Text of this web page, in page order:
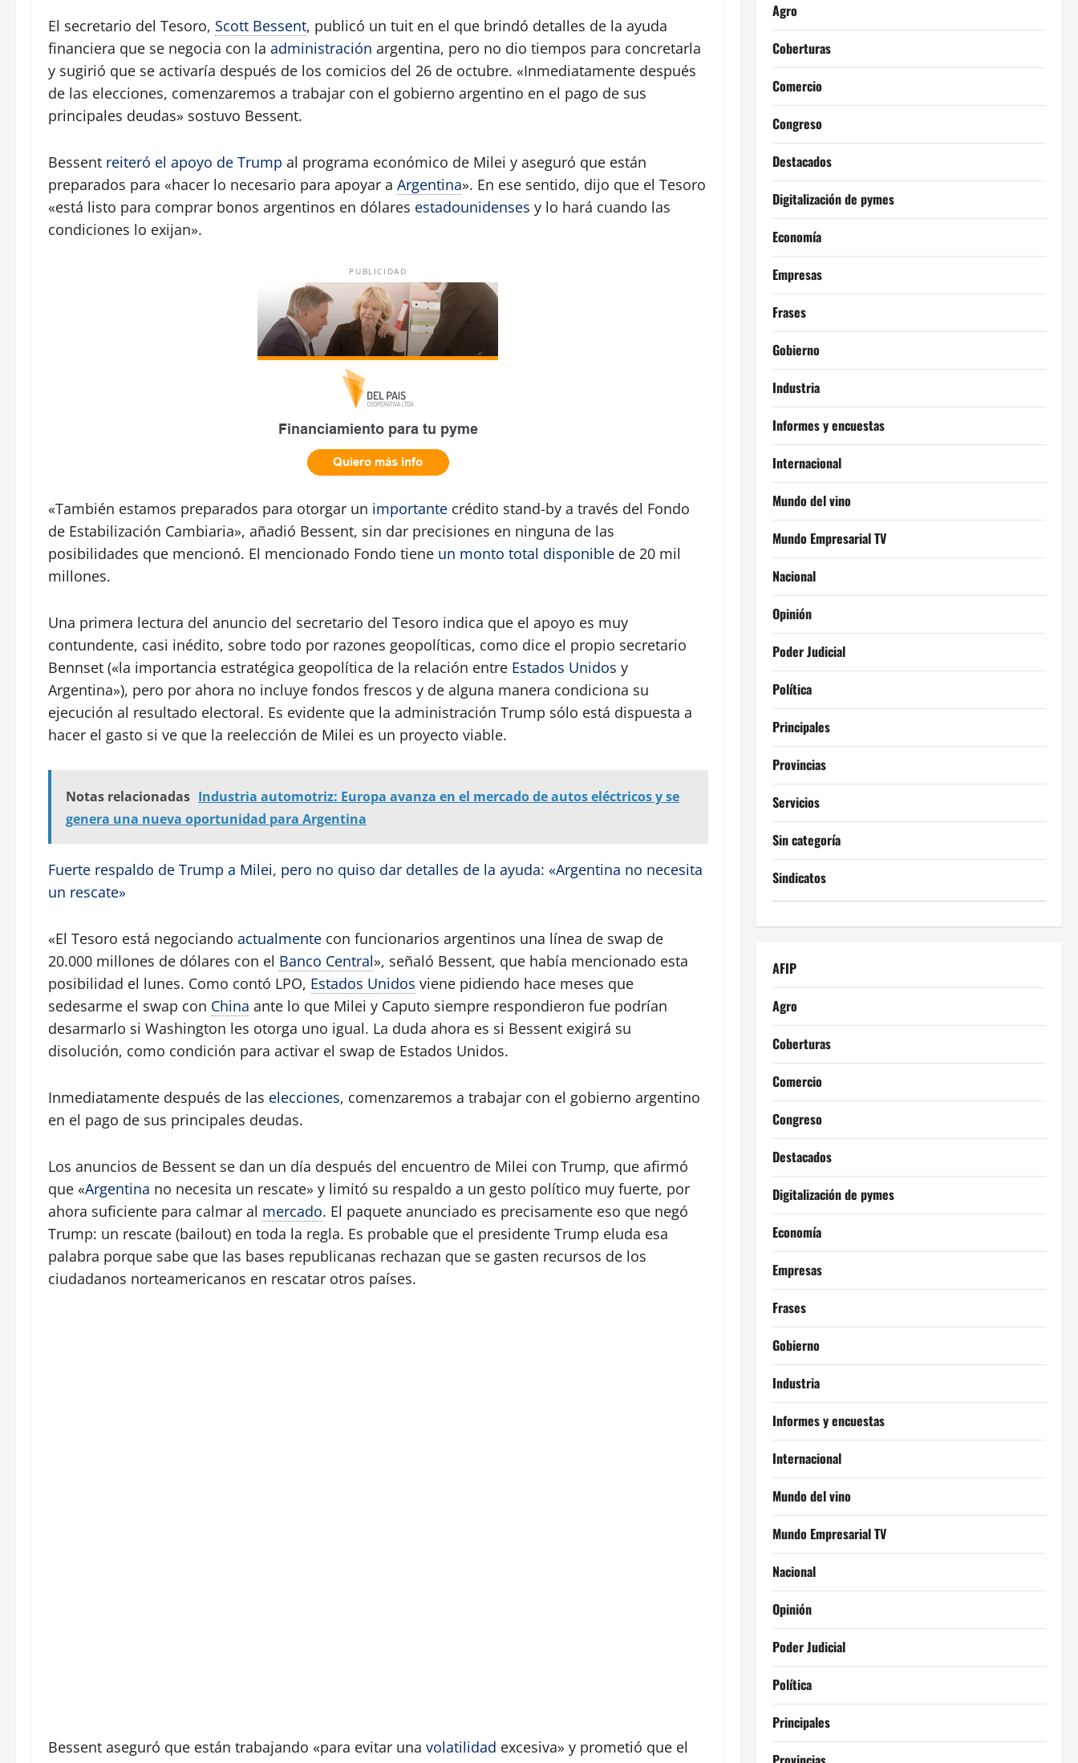
El secretario del Tesoro, Scott Bessent, publicó un tuit en el que brindó detalles de la ayuda
financiera que se negocia con la administración argentina, pero no dio tiempos para concretarla
y sugirió que se activaría después de los comicios del 26 de octubre. «Inmediatamente después
de las elecciones, comenzaremos a trabajar con el gobierno argentino en el pago de sus
principales deudas» sostuvo Bessent.
Bessent reiteró el apoyo de Trump al programa económico de Milei y aseguró que están
preparados para «hacer lo necesario para apoyar a Argentina». En ese sentido, dijo que el Tesoro
«está listo para comprar bonos argentinos en dólares estadounidenses y lo hará cuando las
condiciones lo exijan».
PUBLICIDAD
«También estamos preparados para otorgar un importante crédito stand-by a través del Fondo
de Estabilización Cambiaria», añadió Bessent, sin dar precisiones en ninguna de las
posibilidades que mencionó. El mencionado Fondo tiene un monto total disponible de 20 mil
millones.
Una primera lectura del anuncio del secretario del Tesoro indica que el apoyo es muy
contundente, casi inédito, sobre todo por razones geopolíticas, como dice el propio secretario
Bennset («la importancia estratégica geopolítica de la relación entre Estados Unidos y
Argentina»), pero por ahora no incluye fondos frescos y de alguna manera condiciona su
ejecución al resultado electoral. Es evidente que la administración Trump sólo está dispuesta a
hacer el gasto si ve que la reelección de Milei es un proyecto viable.
Notas relacionadas Industria automotriz: Europa avanza en el mercado de autos eléctricos y se
genera una nueva oportunidad para Argentina
Fuerte respaldo de Trump a Milei, pero no quiso dar detalles de la ayuda: «Argentina no necesita
un rescate»
«El Tesoro está negociando actualmente con funcionarios argentinos una línea de swap de
20.000 millones de dólares con el Banco Central», señaló Bessent, que había mencionado esta
posibilidad el lunes. Como contó LPO, Estados Unidos viene pidiendo hace meses que
sedesarme el swap con China ante lo que Milei y Caputo siempre respondieron fue podrían
desarmarlo si Washington les otorga uno igual. La duda ahora es si Bessent exigirá su
disolución, como condición para activar el swap de Estados Unidos.
Inmediatamente después de las elecciones, comenzaremos a trabajar con el gobierno argentino
en el pago de sus principales deudas.
Los anuncios de Bessent se dan un día después del encuentro de Milei con Trump, que afirmó
que «Argentina no necesita un rescate» y limitó su respaldo a un gesto político muy fuerte, por
ahora suficiente para calmar al mercado. El paquete anunciado es precisamente eso que negó
Trump: un rescate (bailout) en toda la regla. Es probable que el presidente Trump eluda esa
palabra porque sabe que las bases republicanas rechazan que se gasten recursos de los
ciudadanos norteamericanos en rescatar otros países.
Bessent aseguró que están trabajando «para evitar una volatilidad excesiva» y prometió que el
Agro
Coberturas
Comercio
Congreso
Destacados
Digitalización de pymes
Economía
Empresas
Frases
Gobierno
Industria
Informes y encuestas
Internacional
Mundo del vino
Mundo Empresarial TV
Nacional
Opinión
Poder Judicial
Política
Principales
Provincias
Servicios
Sin categoría
Sindicatos
AFIP
Agro
Coberturas
Comercio
Congreso
Destacados
Digitalización de pymes
Economía
Empresas
Frases
Gobierno
Industria
Informes y encuestas
Internacional
Mundo del vino
Mundo Empresarial TV
Nacional
Opinión
Poder Judicial
Política
Principales